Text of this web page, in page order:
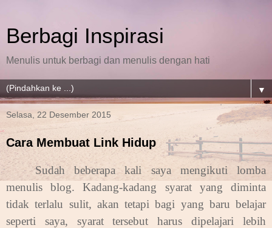
Berbagi Inspirasi
Menulis untuk berbagi dan menulis dengan hati
▼
Selasa, 22 Desember 2015
Cara Membuat Link Hidup
Sudah beberapa kali saya mengikuti lomba
menulis blog. Kadang-kadang syarat yang diminta
tidak terlalu sulit, akan tetapi bagi yang baru belajar
seperti saya, syarat tersebut harus dipelajari lebih